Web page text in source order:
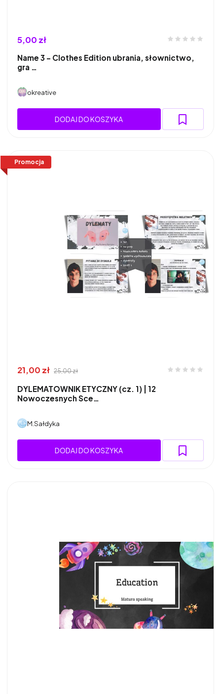
5,00 zł
Name 3 – Clothes Edition ubrania, słownictwo,
gra …
okreative
DODAJ DO KOSZYKA
Promocja
21,00 zł 25,00 zł
DYLEMATOWNIK ETYCZNY (cz. 1) | 12
Nowoczesnych Sce…
M.Sałdyka
DODAJ DO KOSZYKA